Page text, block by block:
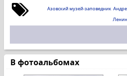
Азовский музей-заповедник
В фотоальбомах